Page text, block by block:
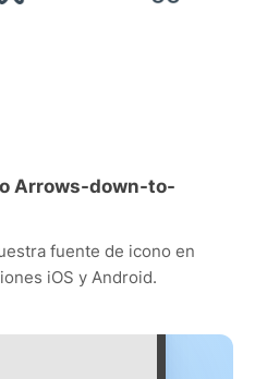
Arrows-down-to-
fuente de icono en
iOS y Android.